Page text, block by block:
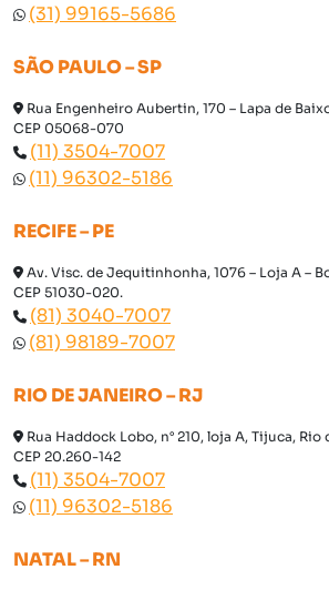
(31) 99165-5686
SÃO PAULO – SP
Rua Engenheiro Aubertin, 170 – Lapa de
CEP 05068-070
(11) 3504-7007
(11) 96302-5186
RECIFE – PE
Av. Visc. de Jequitinhonha, 1076 – Loja A –
CEP 51030-020.
(81) 3040-7007
(81) 98189-7007
RIO DE JANEIRO – RJ
Rua Haddock Lobo, n° 210, loja A, Tijuca, Rio
CEP 20.260-142
(11) 3504-7007
(11) 96302-5186
NATAL – RN